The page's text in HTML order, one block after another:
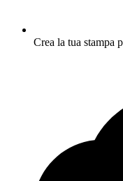
Crea la tua stampa